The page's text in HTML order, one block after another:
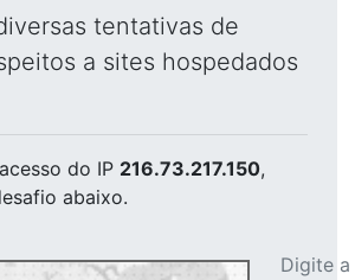
tentativas de
a sites hospedados
do IP 216.73.217.150,
abaixo.
Digite